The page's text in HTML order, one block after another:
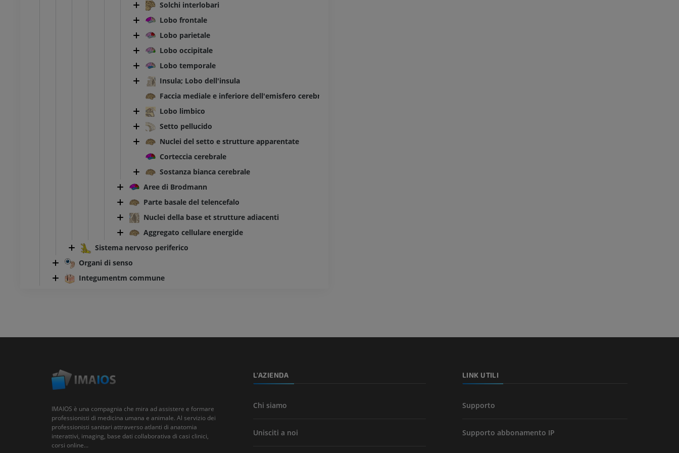
Solchi interlobari
Lobo frontale
Lobo parietale
Lobo occipitale
Lobo temporale
Insula; Lobo dell'insula
Faccia mediale e inferiore dell'emisfero cerebrale
Lobo limbico
Setto pellucido
Nuclei del setto e strutture apparentate
Corteccia cerebrale
Sostanza bianca cerebrale
Aree di Brodmann
Parte basale del telencefalo
Nuclei della base et strutture adiacenti
Aggregato cellulare energide
Sistema nervoso periferico
Organi di senso
Integumentm commune
IMAIOS è una compagnia che mira ad assistere e formare
professionisti di medicina umana e animale. Al servizio dei
professionisti sanitari attraverso atlanti di anatomia
interattivi, imaging, base dati collaborativa di casi clinici,
corsi online...
L'AZIENDA
Chi siamo
Unisciti a noi
LINK UTILI
Supporto
Supporto abbonamento IP